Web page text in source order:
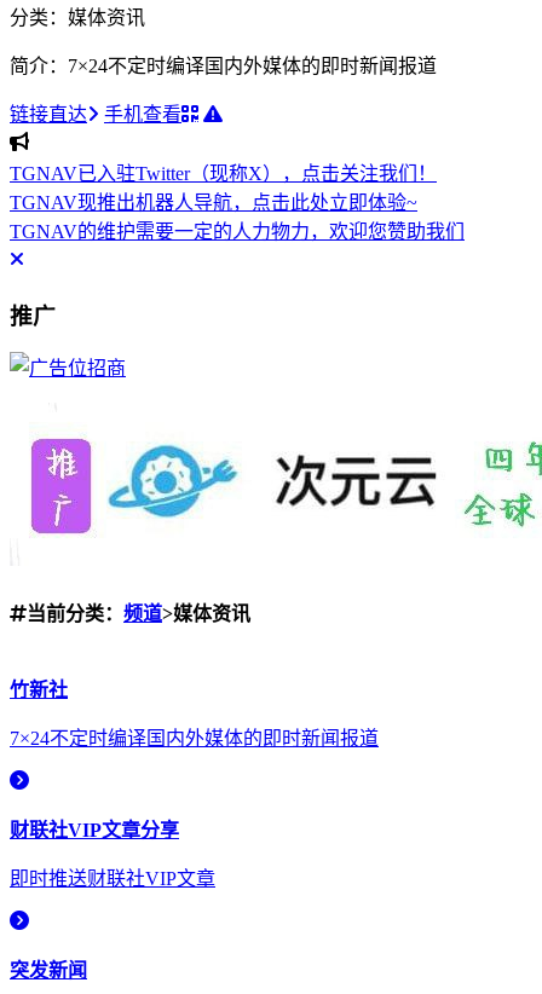
分类：媒体资讯
简介：7×24不定时编译国内外媒体的即时新闻报道
链接直达 手机查看
TGNAV已入驻Twitter（现称X），点击关注我们！
TGNAV现推出机器人导航，点击此处立即体验~
TGNAV的维护需要一定的人力物力，欢迎您赞助我们
推广
当前分类： 频道>媒体资讯
竹新社
7×24不定时编译国内外媒体的即时新闻报道
财联社VIP文章分享
即时推送财联社VIP文章
突发新闻